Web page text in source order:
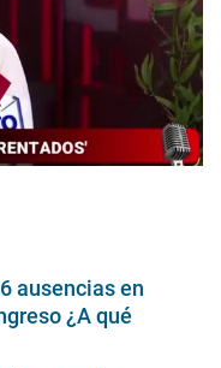
ausencias en
¿A qué